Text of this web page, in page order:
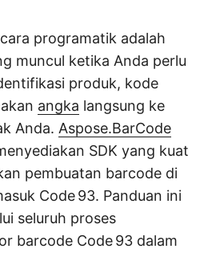
programatik adalah
muncul ketika Anda perlu
produk, kode
angka langsung ke
Anda. Aspose.BarCode
SDK yang kuat
pembuatan barcode di
Code 93. Panduan ini
seluruh proses
barcode Code 93 dalam